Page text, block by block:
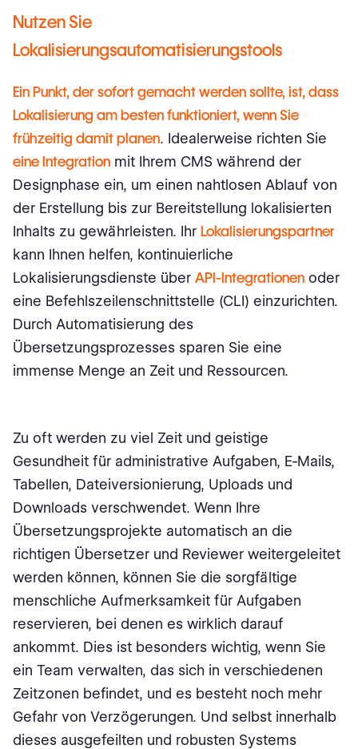
Nutzen Sie
Lokalisierungsautomatisierungstools
Ein Punkt, der sofort gemacht werden sollte, ist, dass
Lokalisierung am besten funktioniert, wenn Sie
frühzeitig damit planen. Idealerweise richten Sie
eine Integration mit Ihrem CMS während der
Designphase ein, um einen nahtlosen Ablauf von
der Erstellung bis zur Bereitstellung lokalisierten
Inhalts zu gewährleisten. Ihr Lokalisierungspartner
kann Ihnen helfen, kontinuierliche
Lokalisierungsdienste über API-Integrationen oder
eine Befehlszeilenschnittstelle (CLI) einzurichten.
Durch Automatisierung des
Übersetzungsprozesses sparen Sie eine
immense Menge an Zeit und Ressourcen.
Zu oft werden zu viel Zeit und geistige
Gesundheit für administrative Aufgaben, E-Mails,
Tabellen, Dateiversionierung, Uploads und
Downloads verschwendet. Wenn Ihre
Übersetzungsprojekte automatisch an die
richtigen Übersetzer und Reviewer weitergeleitet
werden können, können Sie die sorgfältige
menschliche Aufmerksamkeit für Aufgaben
reservieren, bei denen es wirklich darauf
ankommt. Dies ist besonders wichtig, wenn Sie
ein Team verwalten, das sich in verschiedenen
Zeitzonen befindet, und es besteht noch mehr
Gefahr von Verzögerungen. Und selbst innerhalb
dieses ausgefeilten und robusten Systems